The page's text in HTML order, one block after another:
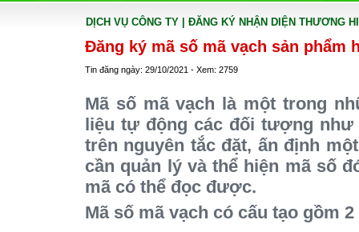
DỊCH VỤ CÔNG TY | ĐĂNG KÝ NHẬN DIỆN THƯƠNG
Đăng ký mã số mã vạch sản phẩm
Tin đăng ngày: 29/10/2021 - Xem: 2759
Mã số mã vạch là một trong
liệu tự động các đối tượng
trên nguyên tắc đặt, ấn định
cần quản lý và thể hiện mã số
mã có thể đọc được.
Mã số mã vạch có cấu tạo gồm